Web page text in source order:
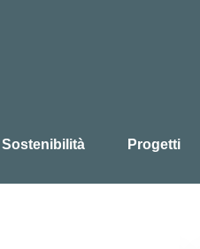
Sostenibilità Progetti